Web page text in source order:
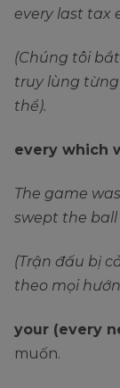
every last tax
(Chúng tôi
truy lùng
thể).
every which
The game
swept the ball
(Trận đấu bị
theo mọi
your (every
muốn.